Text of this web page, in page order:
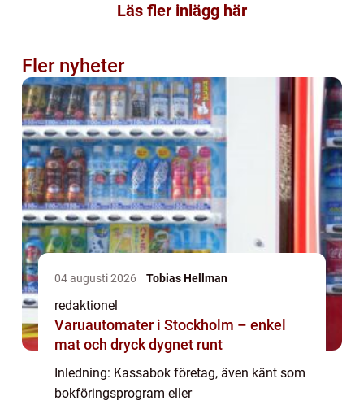
Läs fler inlägg här
Fler nyheter
04 augusti 2026 Tobias Hellman
redaktionel
Varuautomater i Stockholm – enkel
mat och dryck dygnet runt
Inledning: Kassabok företag, även känt som
bokföringsprogram eller